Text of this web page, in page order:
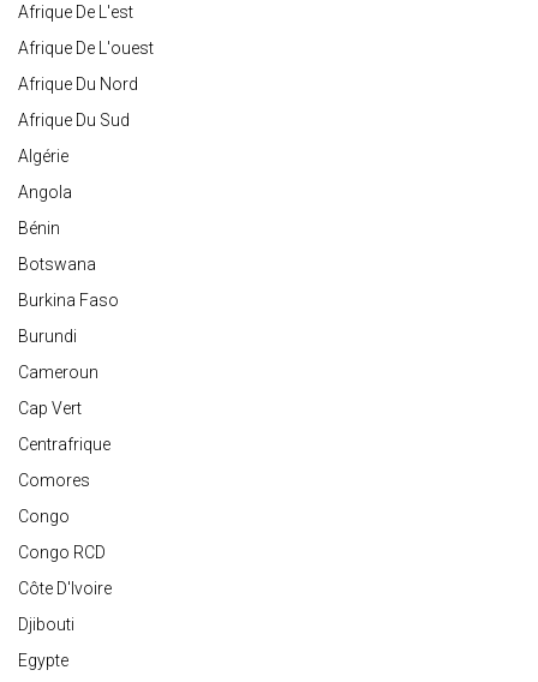
Afrique De L'est
Afrique De L'ouest
Afrique Du Nord
Afrique Du Sud
Algérie
Angola
Bénin
Botswana
Burkina Faso
Burundi
Cameroun
Cap Vert
Centrafrique
Comores
Congo
Congo RCD
Côte D'Ivoire
Djibouti
Egypte